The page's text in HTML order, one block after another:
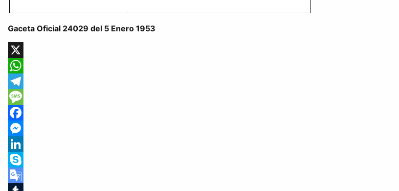
Gaceta Oficial 24029 del 5 Enero 1953
X
WhatsApp
Telegram
Message
Facebook
Messenger
LinkedIn
Skype